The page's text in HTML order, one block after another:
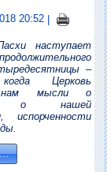
20:52 |
наступает
–
Церковь
нам мысли о
о нашей
испорченности